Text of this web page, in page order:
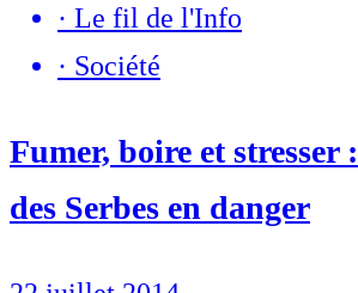
· Le fil de l'Info
· Société
Fumer, boire et stresser
des Serbes en danger